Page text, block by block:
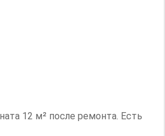
телевизор.
12 м² после ремонта. Есть